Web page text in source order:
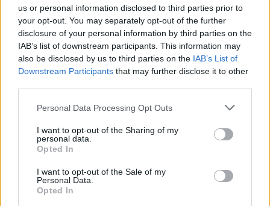
us or personal information disclosed to third parties prior to
your opt-out. You may separately opt-out of the further
disclosure of your personal information by third parties on the
IAB’s list of downstream participants. This information may
also be disclosed by us to third parties on the IAB’s List of
Downstream Participants that may further disclose it to other
Personal Data Processing Opt Outs
I want to opt-out of the Sharing of my
personal data.
Opted In
I want to opt-out of the Sale of my
Personal Data.
Opted In
Το ασταμάτητο ράλι της ΔΕΗ, τα 900 εκατ. του
«μαμούθ» Capital και το τηλεφώνημα στις 7 το
πρωί, οι ψίθυροι στην Alpha Βank, οι πειρατές
Μαρτίνος και Προκοπίου, και τα parties της